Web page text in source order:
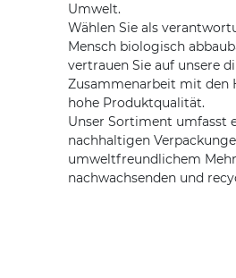
Umwelt.
Wählen Sie als
Mensch biologisch
vertrauen Sie auf unsere
Zusammenarbeit mit den
hohe Produktqualität.
Unser Sortiment umfasst
nachhaltigen
umweltfreundlichem
nachwachsenden und